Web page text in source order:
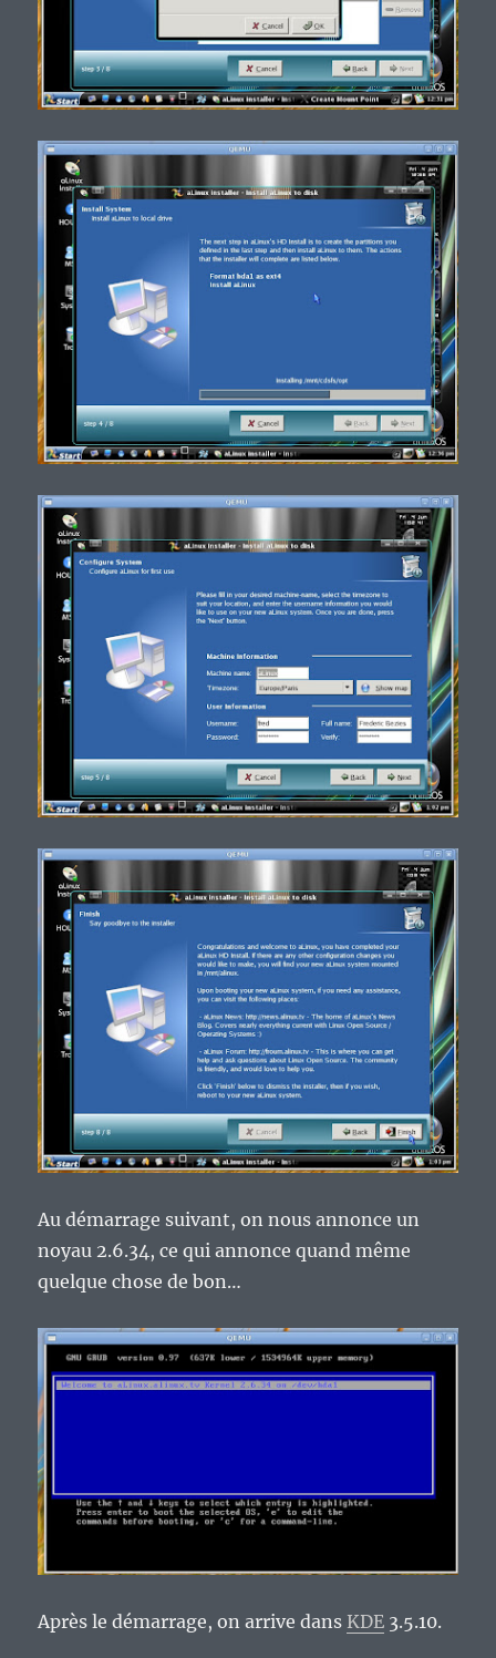
Au démarrage suivant, on nous annonce un
noyau 2.6.34, ce qui annonce quand même
quelque chose de bon…
Après le démarrage, on arrive dans KDE 3.5.10.